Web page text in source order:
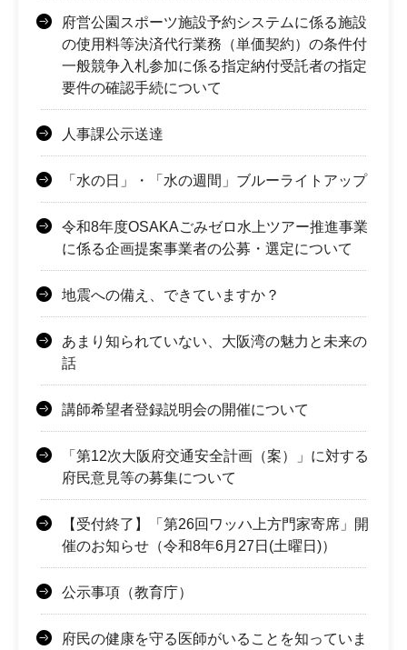
府営公園スポーツ施設予約システムに係る施設
の使用料等決済代行業務（単価契約）の条件付
一般競争入札参加に係る指定納付受託者の指定
要件の確認手続について
人事課公示送達
「水の日」・「水の週間」ブルーライトアップ
令和8年度OSAKAごみゼロ水上ツアー推進事業
に係る企画提案事業者の公募・選定について
地震への備え、できていますか？
あまり知られていない、大阪湾の魅力と未来の
話
講師希望者登録説明会の開催について
「第12次大阪府交通安全計画（案）」に対する
府民意見等の募集について
【受付終了】「第26回ワッハ上方門家寄席」開
催のお知らせ（令和8年6月27日(土曜日)）
公示事項（教育庁）
府民の健康を守る医師がいることを知っていま